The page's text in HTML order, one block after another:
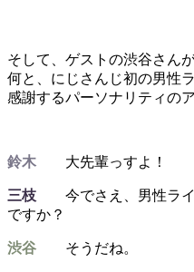
そして、ゲストの渋谷さん
何と、にじさんじ初の男性
感謝するパーソナリティの
鈴木 大先輩っすよ！
三枝 今でさえ、男性ライ
ですか？
渋谷 そうだね。